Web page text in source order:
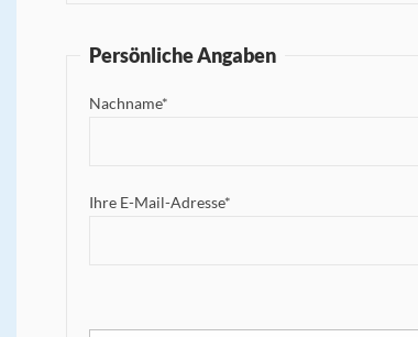
Persönliche Angaben
Nachname*
Ihre E-Mail-Adresse*